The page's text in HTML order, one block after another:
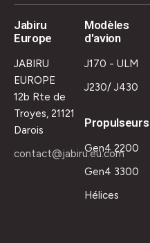
Jabiru
Europe
JABIRU
EUROPE
12b Rte de
Troyes, 21121
Darois
contact@jabiru.eu.com
Modèles
d'avion
J170 - ULM
J230/ J430
Propulseurs
Gen4 2200
Gen4 3300
Hélices